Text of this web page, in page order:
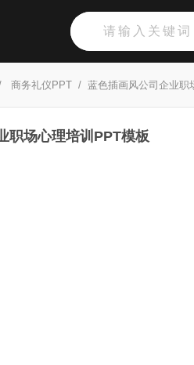
商务礼仪PPT / 蓝色插画风公司企业职
职场心理培训PPT模板